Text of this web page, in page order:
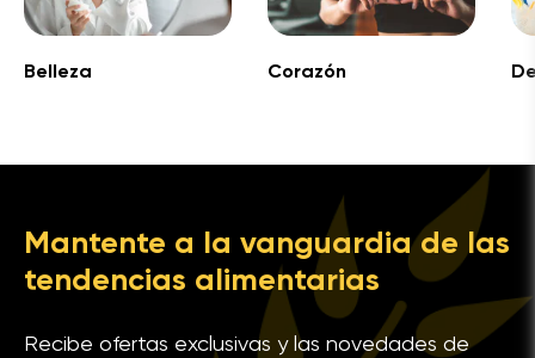
Belleza Corazón
Mantente a la vanguardia de las
tendencias alimentarias
Recibe ofertas exclusivas y las novedades de